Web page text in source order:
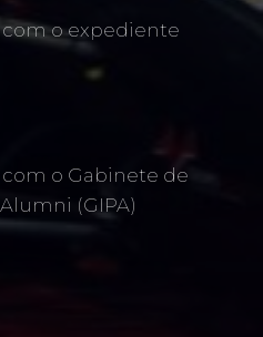
o expediente
o Gabinete de
(GIPA)